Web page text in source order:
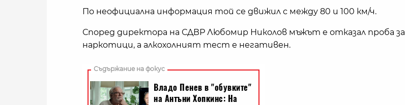
По неофициална информация той се движил с между 80 и 100 км/ч.
Според директора на СДВР Любомир Николов мъжът е отказал проба за
наркотици, а алкохолният тест е негативен.